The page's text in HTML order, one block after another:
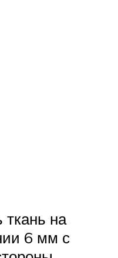
на
6 мм с